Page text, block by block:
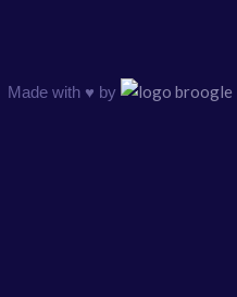
Made with ♥️ by